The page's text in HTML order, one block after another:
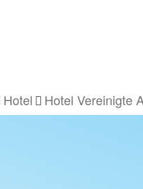
Hotel Hotel Vereinigte